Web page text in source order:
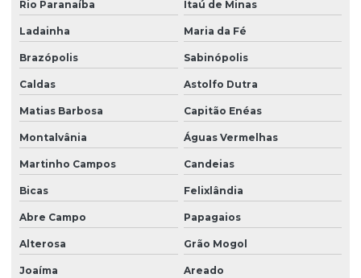
Rio Paranaíba Itaú de Minas
Ladainha Maria da Fé
Brazópolis Sabinópolis
Caldas Astolfo Dutra
Matias Barbosa Capitão Enéas
Montalvânia Águas Vermelhas
Martinho Campos Candeias
Bicas Felixlândia
Abre Campo Papagaios
Alterosa Grão Mogol
Joaíma Areado